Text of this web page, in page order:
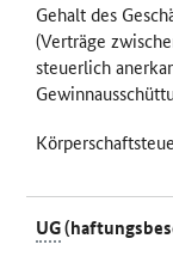
Gehalt des
(Verträge
steuerlich
UG